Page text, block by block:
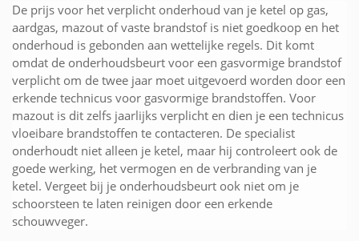
De prijs voor het verplicht onderhoud van je ketel op gas,
aardgas, mazout of vaste brandstof is niet goedkoop en het
onderhoud is gebonden aan wettelijke regels. Dit komt
omdat de onderhoudsbeurt voor een gasvormige brandstof
verplicht om de twee jaar moet uitgevoerd worden door een
erkende technicus voor gasvormige brandstoffen. Voor
mazout is dit zelfs jaarlijks verplicht en dien je een technicus
vloeibare brandstoffen te contacteren. De specialist
onderhoudt niet alleen je ketel, maar hij controleert ook de
goede werking, het vermogen en de verbranding van je
ketel. Vergeet bij je onderhoudsbeurt ook niet om je
schoorsteen te laten reinigen door een erkende
schouwveger.